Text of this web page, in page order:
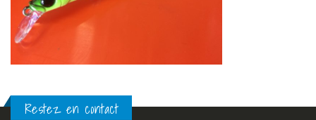
Restez en contact